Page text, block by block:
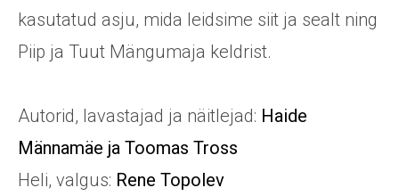
kasutatud asju, mida leidsime siit ja sealt ning
Piip ja Tuut Mängumaja keldrist.
Autorid, lavastajad ja näitlejad: Haide
Männamäe ja Toomas Tross
Heli, valgus: Rene Topolev